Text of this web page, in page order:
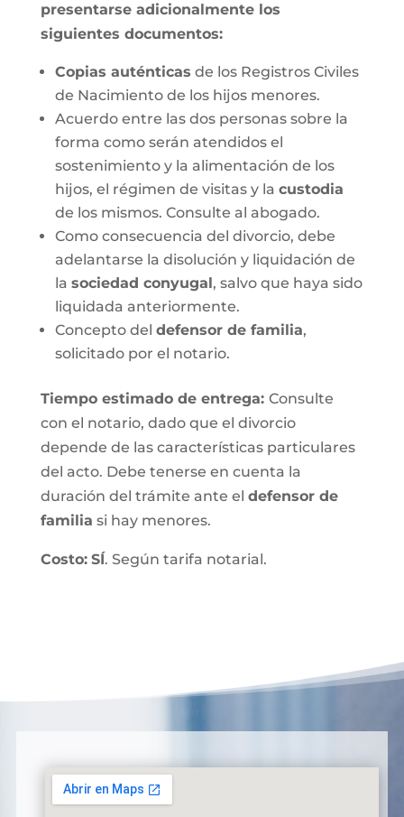
presentarse adicionalmente los
siguientes documentos:
Copias auténticas de los Registros Civiles
de Nacimiento de los hijos menores.
Acuerdo entre las dos personas sobre la
forma como serán atendidos el
sostenimiento y la alimentación de los
hijos, el régimen de visitas y la custodia
de los mismos. Consulte al abogado.
Como consecuencia del divorcio, debe
adelantarse la disolución y liquidación de
la sociedad conyugal, salvo que haya sido
liquidada anteriormente.
Concepto del defensor de familia,
solicitado por el notario.
Tiempo estimado de entrega: Consulte
con el notario, dado que el divorcio
depende de las características particulares
del acto. Debe tenerse en cuenta la
duración del trámite ante el defensor de
familia si hay menores.
Costo: SÍ. Según tarifa notarial.